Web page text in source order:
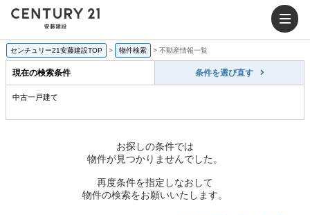
センチュリー21安藤建設TOP > 物件検索 > 不動産情報一覧
現在の検索条件 条件を選び直す
中古一戸建て
お探しの条件では
物件が見つかりませんでした。
再度条件を指定しなおして
物件の検索をお願いいたします。